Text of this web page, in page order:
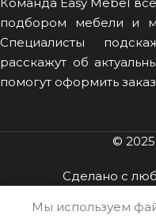
подбором мебели и
Специалисты
расскажут об
помогут оформить
© 2025
Сделано с
Мы используем